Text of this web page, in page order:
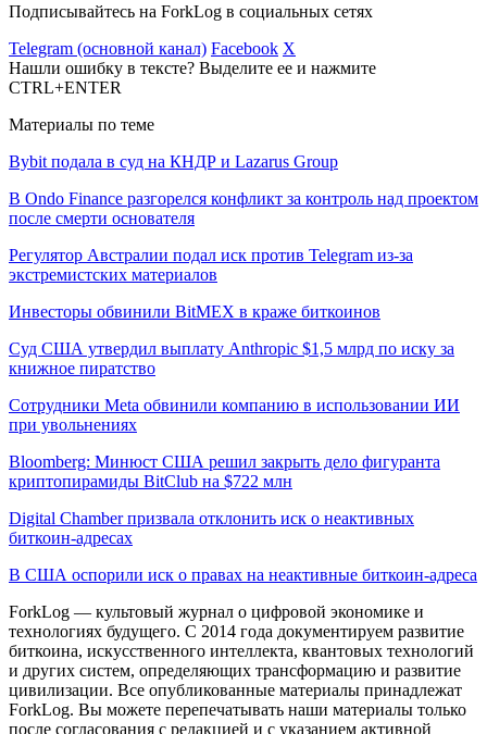
Подписывайтесь на ForkLog в социальных сетях
Telegram (основной канал) Facebook X
Нашли ошибку в тексте? Выделите ее и нажмите
CTRL+ENTER
Материалы по теме
Bybit подала в суд на КНДР и Lazarus Group
В Ondo Finance разгорелся конфликт за контроль над проектом
после смерти основателя
Регулятор Австралии подал иск против Telegram из-за
экстремистских материалов
Инвесторы обвинили BitMEX в краже биткоинов
Суд США утвердил выплату Anthropic $1,5 млрд по иску за
книжное пиратство
Сотрудники Meta обвинили компанию в использовании ИИ
при увольнениях
Bloomberg: Минюст США решил закрыть дело фигуранта
криптопирамиды BitClub на $722 млн
Digital Chamber призвала отклонить иск о неактивных
биткоин-адресах
В США оспорили иск о правах на неактивные биткоин-адреса
ForkLog — культовый журнал о цифровой экономике и
технологиях будущего. С 2014 года документируем развитие
биткоина, искусственного интеллекта, квантовых технологий
и других систем, определяющих трансформацию и развитие
цивилизации. Все опубликованные материалы принадлежат
ForkLog. Вы можете перепечатывать наши материалы только
после согласования с редакцией и с указанием активной